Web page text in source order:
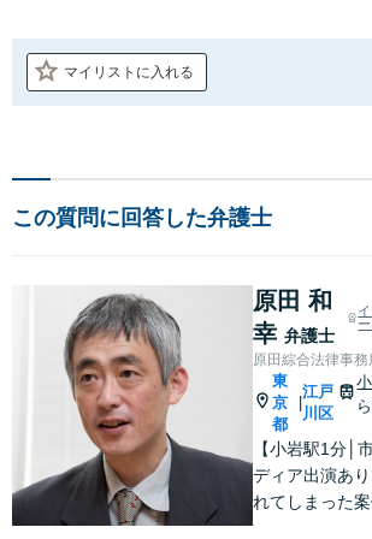
マイリストに入れる
この質問に回答した弁護士
原田 和
幸 弁護士
原田綜合法律事務
東
京
都
|
江戸
川区
【小岩駅1分│
ディア出演あ
れてしまった